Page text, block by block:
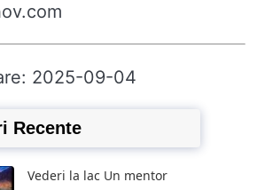
2025-09-04
Recente
Vederi la lac Un mentor